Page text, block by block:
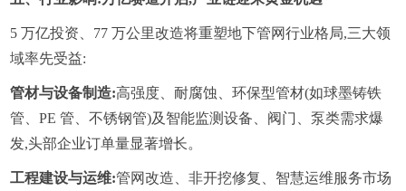
5 万亿投资、77 万公里改造将重塑地下管网行业格局,三大领
域率先受益:
管材与设备制造:高强度、耐腐蚀、环保型管材(如球墨铸铁
管、PE 管、不锈钢管)及智能监测设备、阀门、泵类需求爆
发,头部企业订单量显著增长。
工程建设与运维:管网改造、非开挖修复、智慧运维服务市场